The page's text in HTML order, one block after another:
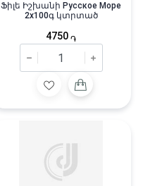
Ֆիլե Իշխանի Русское Море
2x100գ կտրտած
4750 ֏